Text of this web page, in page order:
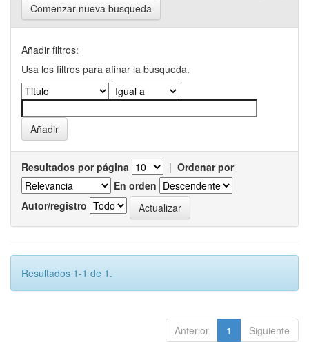
Comenzar nueva busqueda
Añadir filtros:
Usa los filtros para afinar la busqueda.
Resultados por página | Ordenar por
En orden
Autor/registro
Resultados 1-1 de 1.
Anterior 1 Siguiente